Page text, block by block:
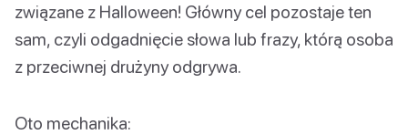
związane z Halloween! Główny cel pozostaje ten
sam, czyli odgadnięcie słowa lub frazy, którą osoba
z przeciwnej drużyny odgrywa.
Oto mechanika: